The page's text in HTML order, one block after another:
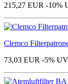
215,27 EUR -10%
Clemco
73,03 EUR -5%